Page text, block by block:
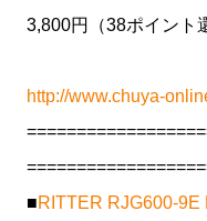
3,800円（38ポイント
http://www.chuya-
■RITTER RJG600-